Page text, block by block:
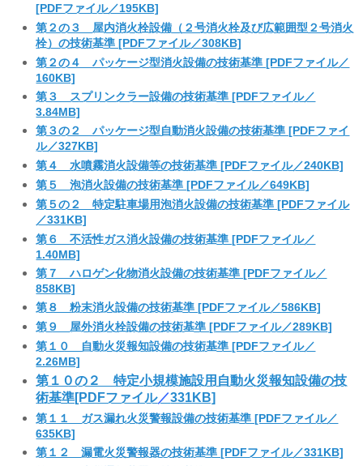
[PDFファイル／195KB]
第２の３ 屋内消火栓設備（２号消火栓及び広範囲型２号消火
栓）の技術基準 [PDFファイル／308KB]
第２の４ パッケージ型消火設備の技術基準 [PDFファイル／
160KB]
第３ スプリンクラー設備の技術基準 [PDFファイル／
3.84MB]
第３の２ パッケージ型自動消火設備の技術基準 [PDFファイ
ル／327KB]
第４ 水噴霧消火設備等の技術基準 [PDFファイル／240KB]
第５ 泡消火設備の技術基準 [PDFファイル／649KB]
第５の２ 特定駐車場用泡消火設備の技術基準 [PDFファイル
／331KB]
第６ 不活性ガス消火設備の技術基準 [PDFファイル／
1.40MB]
第７ ハロゲン化物消火設備の技術基準 [PDFファイル／
858KB]
第８ 粉末消火設備の技術基準 [PDFファイル／586KB]
第９ 屋外消火栓設備の技術基準 [PDFファイル／289KB]
第１０ 自動火災報知設備の技術基準 [PDFファイル／
2.26MB]
第１０の２ 特定小規模施設用自動火災報知設備の技
術基準[PDFファイル／331KB]
第１１ ガス漏れ火災警報設備の技術基準 [PDFファイル／
635KB]
第１２ 漏電火災警報器の技術基準 [PDFファイル／331KB]